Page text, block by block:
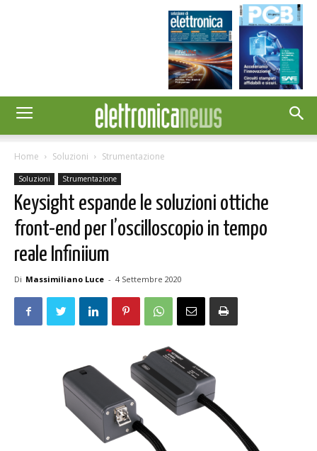
Home Soluzioni Strumentazione
Soluzioni Strumentazione
Keysight espande le soluzioni ottiche
front-end per l’oscilloscopio in tempo
reale Infiniium
Di Massimiliano Luce - 4 Settembre 2020